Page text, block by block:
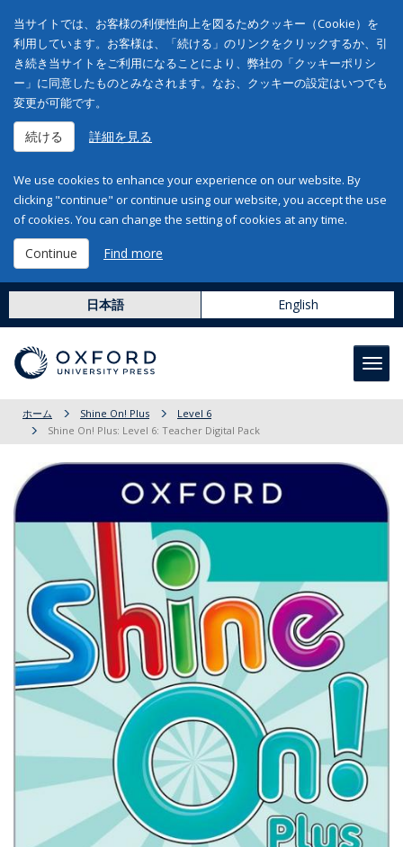
当サイトでは、お客様の利便性向上を図るためクッキー（Cookie）を
利用しています。お客様は、「続ける」のリンクをクリックするか、引
き続き当サイトをご利用になることにより、弊社の「クッキーポリシ
ー」に同意したものとみなされます。なお、クッキーの設定はいつでも
変更が可能です。
続ける 詳細を見る
We use cookies to enhance your experience on our website. By
clicking "continue" or continue using our website, you accept the use
of cookies. You can change the setting of cookies at any time.
Continue Find more
日本語 English
ホーム Shine On! Plus
Level 6
Shine On! Plus: Level 6: Teacher Digital Pack